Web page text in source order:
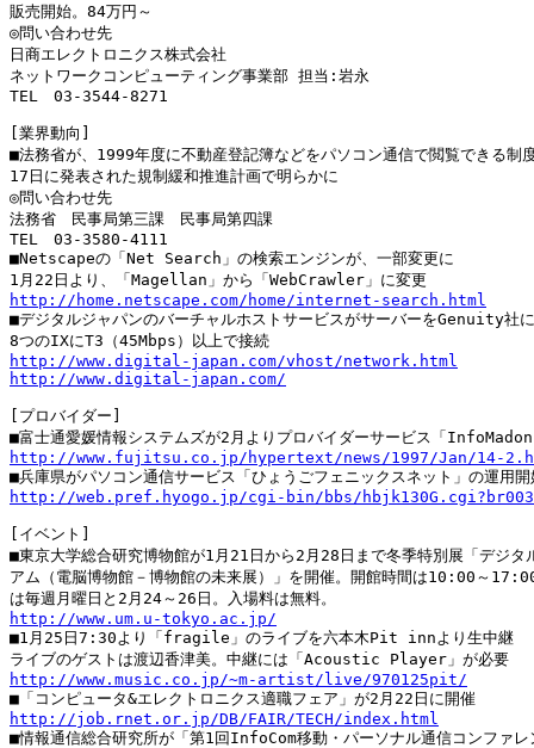
販売開始。84万円～
◎問い合わせ先
日商エレクトロニクス株式会社
ネットワークコンピューティング事業部 担当:岩永
TEL　03-3544-8271
[業界動向]
■法務省が、1999年度に不動産登記簿などをパソコン通信で閲覧できる制
17日に発表された規制緩和推進計画で明らかに
◎問い合わせ先
法務省　民事局第三課　民事局第四課
TEL　03-3580-4111
■Netscapeの「Net Search」の検索エンジンが、一部変更に
http://home.netscape.com/home/internet-search.html
■デジタルジャパンのバーチャルホストサービスがサーバーをGenuity社
http://www.digital-japan.com/vhost/network.html
http://www.digital-japan.com/
[プロバイダー]
http://www.fujitsu.co.jp/hypertext/news/1997/Jan/14-
http://web.pref.hyogo.jp/cgi-bin/bbs/
[イベント]
■東京大学総合研究博物館が1月21日から2月28日まで冬季特別展「デジタ
アム（電脳博物館－博物館の未来展）」を開催。開館時間は10:00～
http://www.um.u-tokyo.ac.jp/
■1月25日7:30より「fragile」のライブを六本木Pit innより生中継
http://www.music.co.jp/~m-artist/live/970125pit/
http://job.rnet.or.jp/DB/FAIR/TECH/index.html
■情報通信総合研究所が「第1回InfoCom移動・パーソナル通信コンファレ